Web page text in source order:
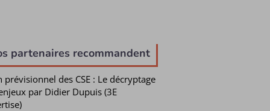
partenaires recommandent
prévisionnel des CSE : Le décryptage
par Didier Dupuis (3E